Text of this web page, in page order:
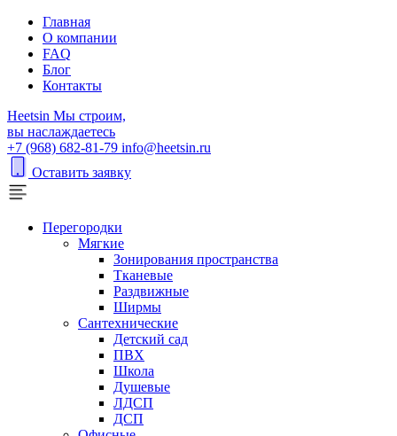
Главная
О компании
FAQ
Блог
Контакты
Heetsin Мы строим,
вы наслаждаетесь
+7 (968) 682-81-79 info@heetsin.ru
Оставить заявку
Перегородки
Мягкие
Зонирования пространства
Тканевые
Раздвижные
Ширмы
Сантехнические
Детский сад
ПВХ
Школа
Душевые
ЛДСП
ДСП